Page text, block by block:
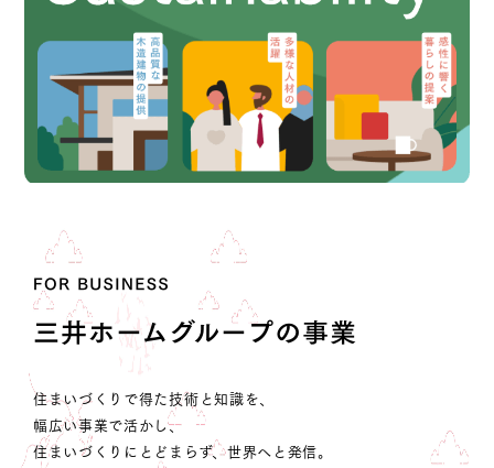
住まいづくりで得た技術と知識を、
幅広い事業で活かし、
住まいづくりにとどまらず、世界へと発信。